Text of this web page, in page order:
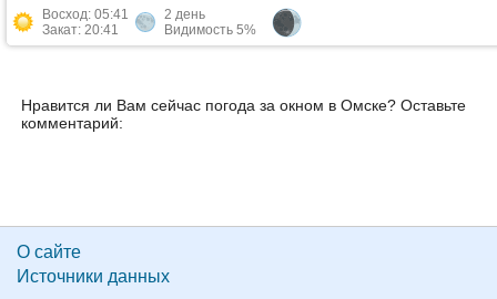
Восход: 05:41
Закат: 20:41
2 день
Видимость 5%
Нравится ли Вам сейчас погода за окном в Омске? Оставьте
комментарий:
О сайте
Источники данных